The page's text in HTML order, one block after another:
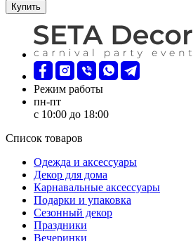
Купить
Режим работы
пн-пт
с 10:00 до 18:00
Список товаров
Oдежда и аксессуары
Декор для дома
Карнавальные аксессуары
Подарки и упаковка
Сезонный декор
Праздники
Вечеринки